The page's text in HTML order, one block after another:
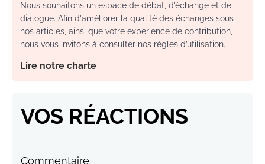
Nous souhaitons un espace de débat, d’échange et de
dialogue. Afin d'améliorer la qualité des échanges sous
nos articles, ainsi que votre expérience de contribution,
nous vous invitons à consulter nos règles d’utilisation.
Lire notre charte
VOS RÉACTIONS
Commentaire